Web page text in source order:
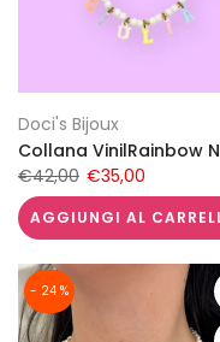
Doci's Bijoux
Collana VinilRainbow
€42,00 €35,00
AGGIUNGI AL
- 24 %